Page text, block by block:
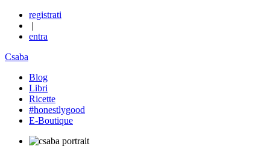
registrati
|
entra
Csaba
Blog
Libri
Ricette
#honestlygood
E-Boutique